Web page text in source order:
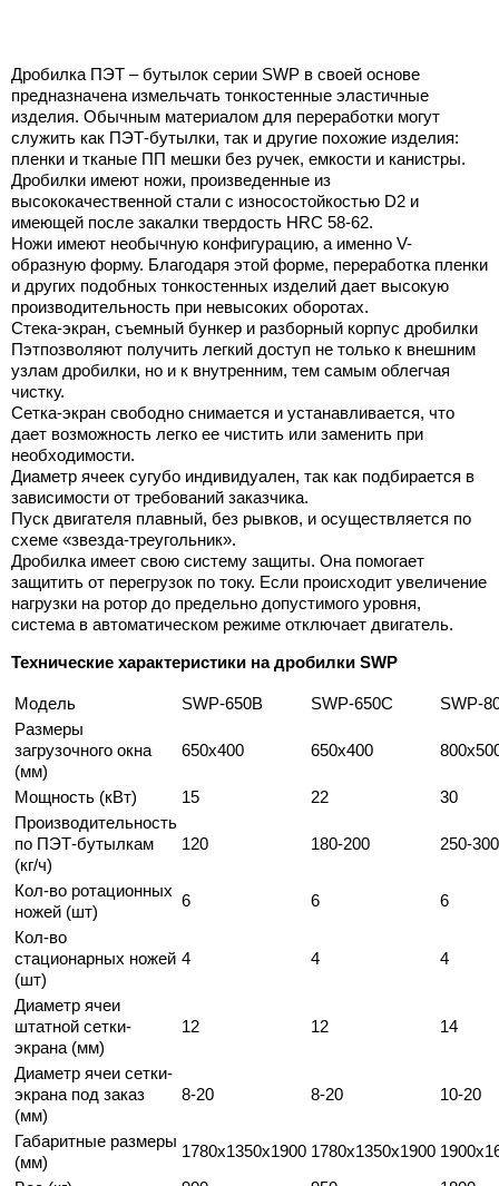
Дробилка ПЭТ – бутылок серии SWP в своей основе
предназначена измельчать тонкостенные эластичные
изделия. Обычным материалом для переработки могут
служить как ПЭТ-бутылки, так и другие похожие изделия:
пленки и тканые ПП мешки без ручек, емкости и канистры.
Дробилки имеют ножи, произведенные из
высококачественной стали с износостойкостью D2 и
имеющей после закалки твердость HRC 58-62.
Ножи имеют необычную конфигурацию, а именно V-
образную форму. Благодаря этой форме, переработка пленки
и других подобных тонкостенных изделий дает высокую
производительность при невысоких оборотах.
Стека-экран, съемный бункер и разборный корпус дробилки
Пэтпозволяют получить легкий доступ не только к внешним
узлам дробилки, но и к внутренним, тем самым облегчая
чистку.
Сетка-экран свободно снимается и устанавливается, что
дает возможность легко ее чистить или заменить при
необходимости.
Диаметр ячеек сугубо индивидуален, так как подбирается в
зависимости от требований заказчика.
Пуск двигателя плавный, без рывков, и осуществляется по
схеме «звезда-треугольник».
Дробилка имеет свою систему защиты. Она помогает
защитить от перегрузок по току. Если происходит увеличение
нагрузки на ротор до предельно допустимого уровня,
система в автоматическом режиме отключает двигатель.
Технические характеристики на дробилки SWP
Модель SWP-650B SWP-650C
SWP-
Размеры
загрузочного окна
(мм)
650x400 650x400
Мощность (кВт) 15 22
30
Производительность
по ПЭТ-бутылкам
(кг/ч)
120 180-200 250-300
Кол-во ротационных
ножей (шт)
6 6
6
Кол-во
стационарных ножей
(шт)
4 4 4
Диаметр ячеи
штатной сетки-
экрана (мм)
12 12 14
Диаметр ячеи сетки-
экрана под заказ
(мм)
8-20 8-20 10-20
Габаритные размеры
(мм)
1780x1350x1900 1780x1350x1900